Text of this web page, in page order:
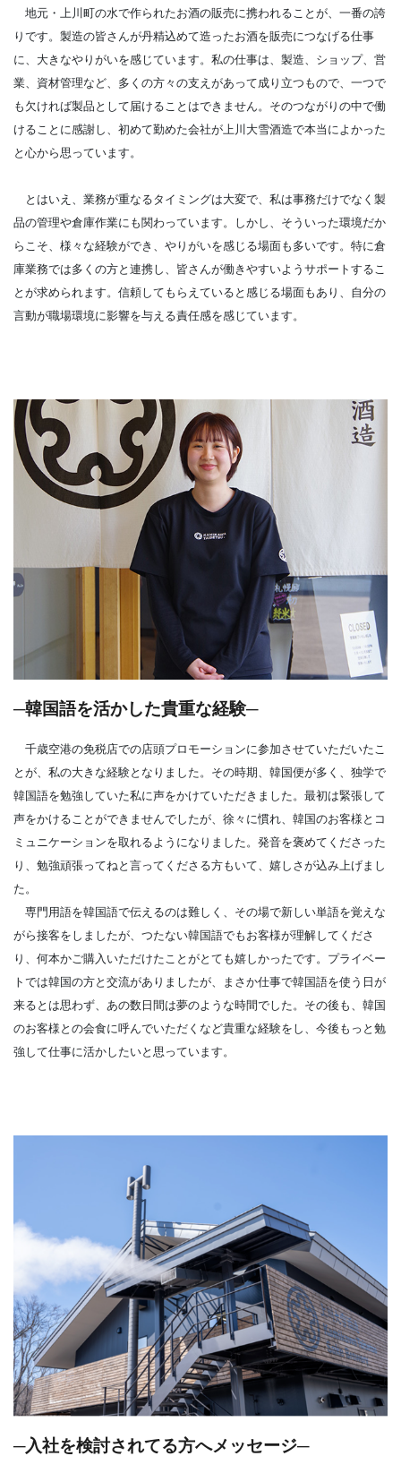
地元・上川町の水で作られたお酒の販売に携われることが、一番の誇
りです。製造の皆さんが丹精込めて造ったお酒を販売につなげる仕事
に、大きなやりがいを感じています。私の仕事は、製造、ショップ、営
業、資材管理など、多くの方々の支えがあって成り立つもので、一つで
も欠ければ製品として届けることはできません。そのつながりの中で働
けることに感謝し、初めて勤めた会社が上川大雪酒造で本当によかった
と心から思っています。
とはいえ、業務が重なるタイミングは大変で、私は事務だけでなく製
品の管理や倉庫作業にも関わっています。しかし、そういった環境だか
らこそ、様々な経験ができ、やりがいを感じる場面も多いです。特に倉
庫業務では多くの方と連携し、皆さんが働きやすいようサポートするこ
とが求められます。信頼してもらえていると感じる場面もあり、自分の
言動が職場環境に影響を与える責任感を感じています。
─韓国語を活かした貴重な経験─
千歳空港の免税店での店頭プロモーションに参加させていただいたこ
とが、私の大きな経験となりました。その時期、韓国便が多く、独学で
韓国語を勉強していた私に声をかけていただきました。最初は緊張して
声をかけることができませんでしたが、徐々に慣れ、韓国のお客様とコ
ミュニケーションを取れるようになりました。発音を褒めてくださった
り、勉強頑張ってねと言ってくださる方もいて、嬉しさが込み上げまし
た。
専門用語を韓国語で伝えるのは難しく、その場で新しい単語を覚えな
がら接客をしましたが、つたない韓国語でもお客様が理解してくださ
り、何本かご購入いただけたことがとても嬉しかったです。プライベー
トでは韓国の方と交流がありましたが、まさか仕事で韓国語を使う日が
来るとは思わず、あの数日間は夢のような時間でした。その後も、韓国
のお客様との会食に呼んでいただくなど貴重な経験をし、今後もっと勉
強して仕事に活かしたいと思っています。
─入社を検討されてる方へメッセージ─